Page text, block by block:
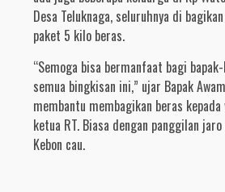
Desa Teluknaga, seluruhnya di
paket 5 kilo beras.
“Semoga bisa bermanfaat bagi
semua bingkisan ini,” ujar Bapak
membantu membagikan beras
ketua RT. Biasa dengan panggilan
Kebon cau.